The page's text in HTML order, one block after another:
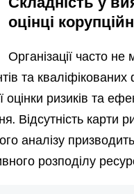
оцінці
Організації часто не
та кваліфікованих
оцінки ризиків та
Відсутність карти
аналізу
розподілу